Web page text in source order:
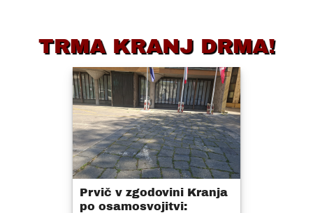
TRMA KRANJ DRMA!
Prvič v zgodovini Kranja
po osamosvojitvi: